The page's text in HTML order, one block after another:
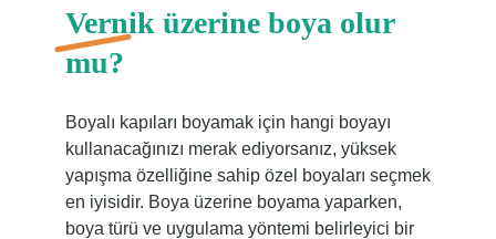
Vernik üzerine boya olur
mu?
Boyalı kapıları boyamak için hangi boyayı
kullanacağınızı merak ediyorsanız, yüksek
yapışma özelliğine sahip özel boyaları seçmek
en iyisidir. Boya üzerine boyama yaparken,
boya türü ve uygulama yöntemi belirleyici bir